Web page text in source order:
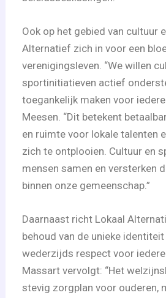
Ook op het gebied van cultuur
Alternatief zich in voor een
verenigingsleven. “We willen
sportinitiatieven actief
toegankelijk maken voor
Meesen. “Dit betekent
en ruimte voor lokale talenten
zich te ontplooien. Cultuur en
mensen samen en versterken
binnen onze gemeenschap.”
Daarnaast richt Lokaal
behoud van de unieke
wederzijds respect voor
Massart vervolgt: “Het
stevig zorgplan voor ouderen,